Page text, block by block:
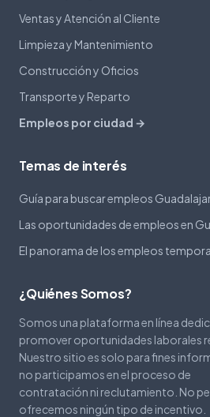
Ventas y Atención al Cliente
Limpieza y Mantenimiento
Construcción y Oficios
Transporte y Reparto
Empleos por ciudad →
Temas de interés
Guía para buscar empleos
Las oportunidades de empleos en
El panorama de los empleos
¿Quiénes Somos?
Somos una plataforma en línea
promover oportunidades laborales
Nuestro sitio es solo para fines
no participamos en el proceso de
contratación ni reclutamiento. No
ofrecemos ningún tipo de incentivo.